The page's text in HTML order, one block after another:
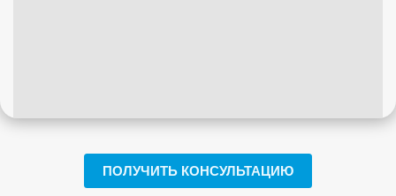
ПОЛУЧИТЬ КОНСУЛЬТАЦИЮ